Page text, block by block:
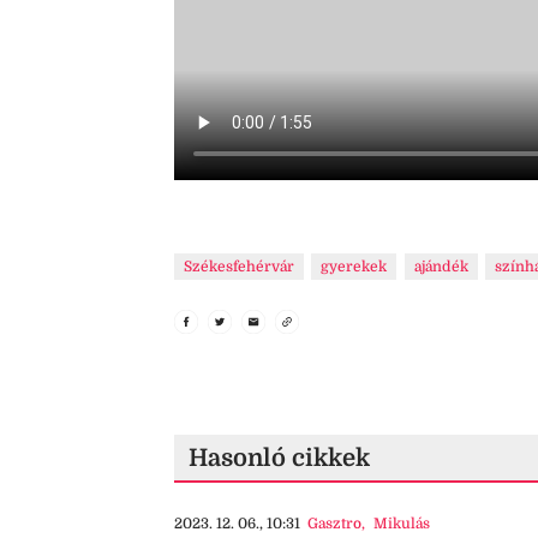
Székesfehérvár gyerekek ajándék
Hasonló cikkek
2023. 12. 06., 10:31 Gasztro, Mikulás